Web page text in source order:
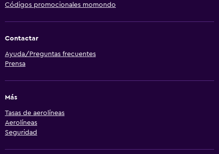
Códigos promocionales momondo
Contactar
Ayuda/Preguntas frecuentes
Prensa
Más
Tasas de aerolíneas
Aerolíneas
Seguridad